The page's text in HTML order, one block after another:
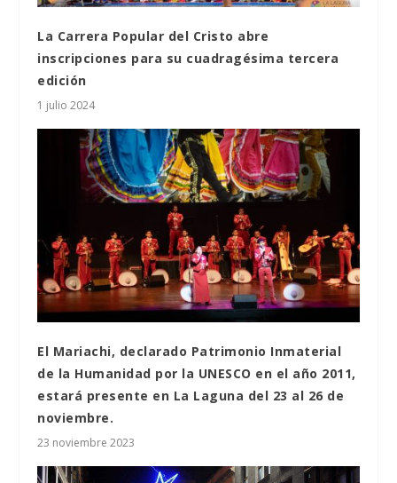
La Carrera Popular del Cristo abre
inscripciones para su cuadragésima tercera
edición
1 julio 2024
El Mariachi, declarado Patrimonio Inmaterial
de la Humanidad por la UNESCO en el año 2011,
estará presente en La Laguna del 23 al 26 de
noviembre.
23 noviembre 2023